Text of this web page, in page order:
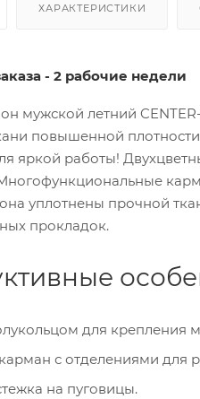
ХАРАКТЕРИСТИКИ
- 2 рабочие недели
мужской летний
повышенной
яркой работы!
уплотнены прочной
прокладок.
для крепления
с отделениями для
на пуговицы.